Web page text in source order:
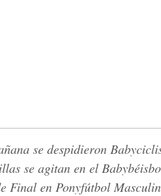
se despidieron
se agitan en el
Final en Ponyfútbol